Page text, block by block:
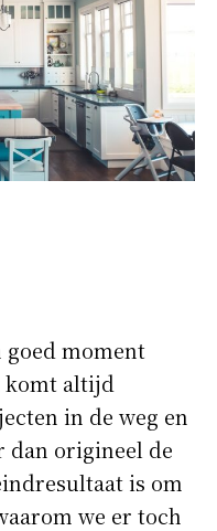
moment
komt altijd
in de weg en
dan origineel de
is om
we er toch